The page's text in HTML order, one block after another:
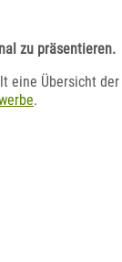
zu präsentieren.
eine Übersicht der
.